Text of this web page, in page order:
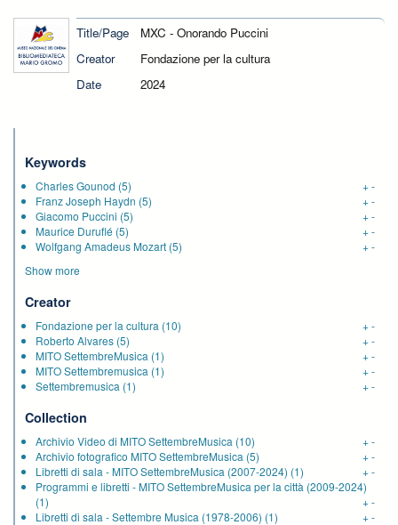
Title/Page
MXC - Onorando Puccini
Creator
Fondazione per la cultura
Date
2024
Keywords
Charles Gounod (5) +-
Franz Joseph Haydn (5) +-
Giacomo Puccini (5) +-
Maurice Duruflé (5) +-
Wolfgang Amadeus Mozart (5) +-
Show more
Creator
Fondazione per la cultura (10) +-
Roberto Alvares (5) +-
MITO SettembreMusica (1) +-
MITO Settembremusica (1) +-
Settembremusica (1) +-
Collection
Archivio Video di MITO SettembreMusica (10) +-
Archivio fotografico MITO SettembreMusica (5) +-
Libretti di sala - MITO SettembreMusica (2007-2024) (1) +-
Programmi e libretti - MITO SettembreMusica per la città (2009-2024)
(1)
+-
Libretti di sala - Settembre Musica (1978-2006) (1) +-